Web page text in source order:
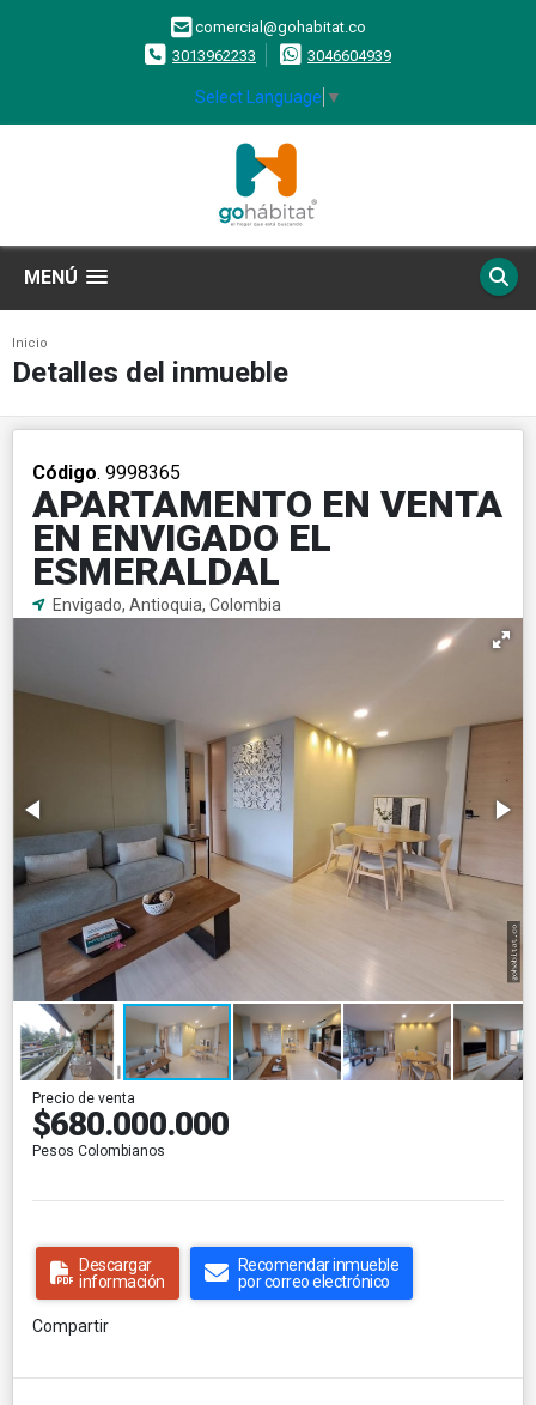
comercial@gohabitat.co
3013962233
3046604939
Select Language ▼
MENÚ
Inicio
Detalles del inmueble
Código. 9998365
APARTAMENTO EN VENTA
EN ENVIGADO EL
ESMERALDAL
Envigado, Antioquia, Colombia
Precio de venta
$680.000.000
Pesos Colombianos
Descargar
información
Recomendar inmueble
por correo electrónico
Compartir